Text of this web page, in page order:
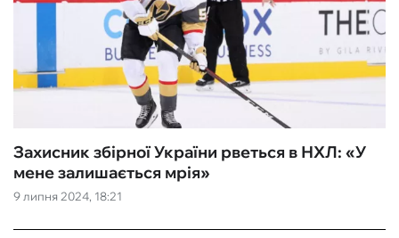
9 липня 2024, 18:21
Захисник збірної України рветься в НХЛ: «У
мене залишається мрія»